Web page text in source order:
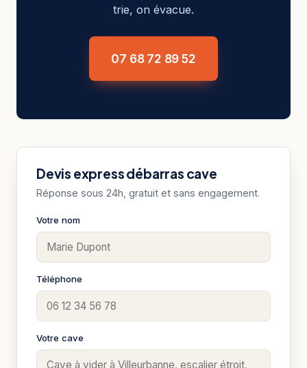
trie, on évacue.
07 68 72 89 52
Devis express débarras cave
Réponse sous 24h, gratuit et sans engagement.
Votre nom
Téléphone
Votre cave